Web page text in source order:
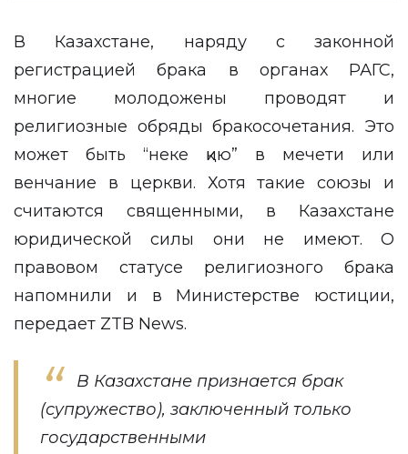
В Казахстане, наряду с законной
регистрацией брака в органах РАГС,
многие молодожены проводят и
религиозные обряды бракосочетания. Это
может быть “неке қию” в мечети или
венчание в церкви. Хотя такие союзы и
считаются священными, в Казахстане
юридической силы они не имеют. О
правовом статусе религиозного брака
напомнили и в Министерстве юстиции,
передает ZTB News.
В Казахстане признается брак
(супружество), заключенный только
государственными